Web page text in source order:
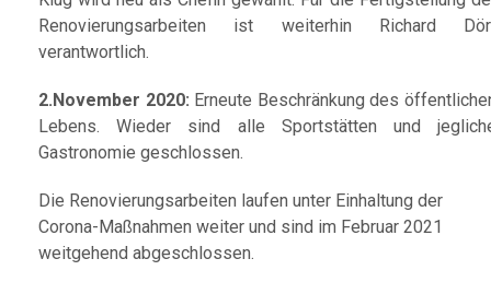
Renovierungsarbeiten ist weiterhin Richard
verantwortlich.
2.November 2020: Erneute Beschränkung des
Lebens. Wieder sind alle Sportstätten und
Gastronomie geschlossen.
Die Renovierungsarbeiten laufen unter Einhaltung der
Corona-Maßnahmen weiter und sind im Februar 2021
weitgehend abgeschlossen.